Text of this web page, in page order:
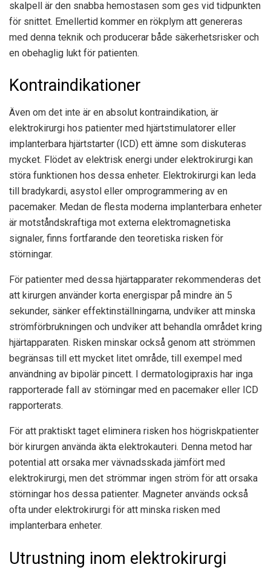
skalpell är den snabba hemostasen som ges vid tidpunkten
för snittet. Emellertid kommer en rökplym att genereras
med denna teknik och producerar både säkerhetsrisker och
en obehaglig lukt för patienten.
Kontraindikationer
Även om det inte är en absolut kontraindikation, är
elektrokirurgi hos patienter med hjärtstimulatorer eller
implanterbara hjärtstarter (ICD) ett ämne som diskuteras
mycket. Flödet av elektrisk energi under elektrokirurgi kan
störa funktionen hos dessa enheter. Elektrokirurgi kan leda
till bradykardi, asystol eller omprogrammering av en
pacemaker. Medan de flesta moderna implanterbara enheter
är motståndskraftiga mot externa elektromagnetiska
signaler, finns fortfarande den teoretiska risken för
störningar.
För patienter med dessa hjärtapparater rekommenderas det
att kirurgen använder korta energispar på mindre än 5
sekunder, sänker effektinställningarna, undviker att minska
strömförbrukningen och undviker att behandla området kring
hjärtapparaten. Risken minskar också genom att strömmen
begränsas till ett mycket litet område, till exempel med
användning av bipolär pincett. I dermatologipraxis har inga
rapporterade fall av störningar med en pacemaker eller ICD
rapporterats.
För att praktiskt taget eliminera risken hos högriskpatienter
bör kirurgen använda äkta elektrokauteri. Denna metod har
potential att orsaka mer vävnadsskada jämfört med
elektrokirurgi, men det strömmar ingen ström för att orsaka
störningar hos dessa patienter. Magneter används också
ofta under elektrokirurgi för att minska risken med
implanterbara enheter.
Utrustning inom elektrokirurgi